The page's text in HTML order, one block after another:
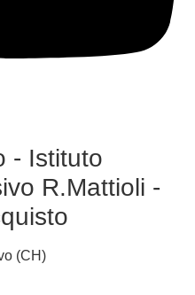
- Istituto
R.Mattioli -
(CH)